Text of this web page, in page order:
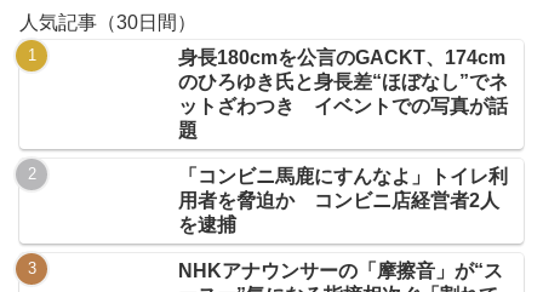
人気記事（30日間）
身長180cmを公言のGACKT、174cm
のひろゆき氏と身長差“ほぼなし”でネ
ットざわつき イベントでの写真が話
題
「コンビニ馬鹿にすんなよ」トイレ利
用者を脅迫か コンビニ店経営者2人
を逮捕
NHKアナウンサーの「摩擦音」が“ス